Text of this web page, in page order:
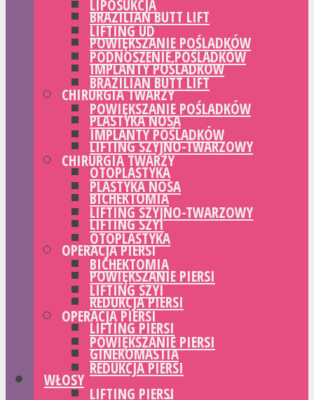
BRAZILIAN BUTT LIFT
POWIĘKSZANIE POŚLADKÓW
IMPLANTY POŚLADKÓW
CHIRURGIA TWARZY
PLASTYKA NOSA
LIFTING SZYJNO-TWARZOWY
OTOPLASTYKA
BICHEKTOMIA
LIFTING SZYI
OPERACJA PIERSI
POWIĘKSZANIE PIERSI
REDUKCJA PIERSI
LIFTING PIERSI
GINEKOMASTIA
WŁOSY
LIPOSUKCJA
LIFTING UD
PODNOSZENIE POŚLADKÓW
BRAZILIAN BUTT LIFT
POWIĘKSZANIE POŚLADKÓW
IMPLANTY POŚLADKÓW
CHIRURGIA TWARZY
PLASTYKA NOSA
LIFTING SZYJNO-TWARZOWY
OTOPLASTYKA
BICHEKTOMIA
LIFTING SZYI
OPERACJA PIERSI
POWIĘKSZANIE PIERSI
REDUKCJA PIERSI
LIFTING PIERSI